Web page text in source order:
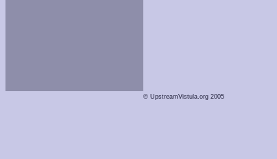
© UpstreamVistula.org 2005